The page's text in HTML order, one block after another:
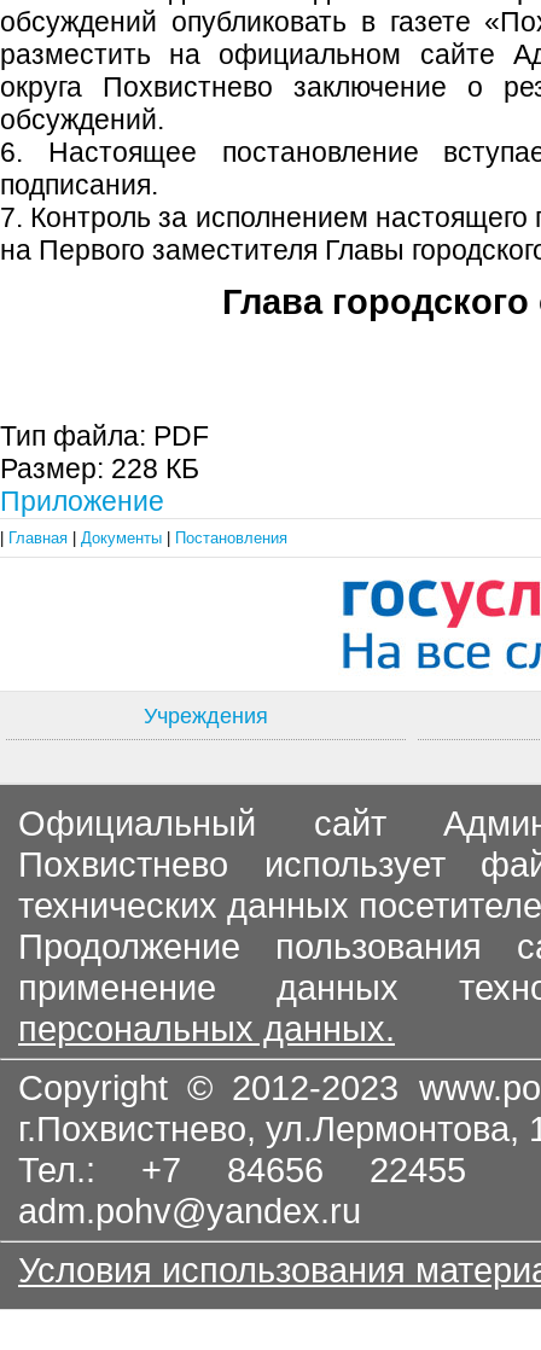
обсуждений опубликовать в газете
разместить на официальном сайте
округа Похвистнево заключение о
обсуждений.
6. Настоящее постановление
подписания.
7. Контроль за исполнением настоящего
на Первого заместителя Главы
Глава городского
Тип файла: PDF
Размер: 228 КБ
Приложение
Главная Документы Постановления
Учреждения
Официальный сайт
Похвистнево использует
технических данных
Продолжение пользования
применение данных
персональных данных.
Copyright © 2012-2023
г.Похвистнево, ул.Лермонтова,
Тел.: +7 84656
adm.pohv@yandex.ru
Условия использования